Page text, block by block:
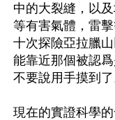
中的大裂縫，以
等有害氣體，雷
十次探險亞拉臘
能靠近那個被認
不要說用手摸到了
現在的實證科學